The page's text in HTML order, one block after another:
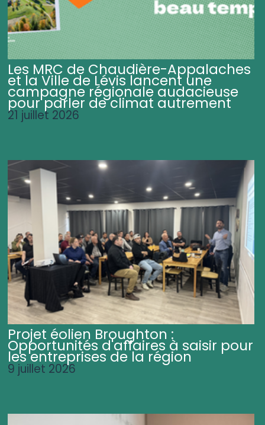
Les MRC de Chaudière-Appalaches
et la Ville de Lévis lancent une
campagne régionale audacieuse
pour parler de climat autrement
21 juillet 2026
Projet éolien Broughton :
Opportunités d'affaires à saisir pour
les entreprises de la région
9 juillet 2026